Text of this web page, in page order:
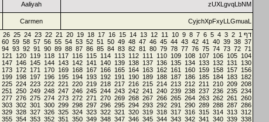
zUXLgvqLbNM
Aaliyah
CyjchXpFxyLLGmuaL
Carmen
דף 1
2
3
4
5
6
7
8
9
10
11
12
13
14
15
16
17
18
19
20
21
22
23
24
25
26
37
38
39
40
41
42
43
44
45
46
47
48
49
50
51
52
53
54
55
56
57
58
59
60
71
72
73
74
75
76
77
78
79
80
81
82
83
84
85
86
87
88
89
90
91
92
93
94
104
105
106
107
108
109
110
111
112
113
114
115
116
117
118
119
120
121
130
131
132
133
134
135
136
137
138
139
140
141
142
143
144
145
146
147
156
157
158
159
160
161
162
163
164
165
166
167
168
169
170
171
172
173
182
183
184
185
186
187
188
189
190
191
192
193
194
195
196
197
198
199
208
209
210
211
212
213
214
215
216
217
218
219
220
221
222
223
224
225
234
235
236
237
238
239
240
241
242
243
244
245
246
247
248
249
250
251
260
261
262
263
264
265
266
267
268
269
270
271
272
273
274
275
276
277
286
287
288
289
290
291
292
293
294
295
296
297
298
299
300
301
302
303
312
313
314
315
316
317
318
319
320
321
322
323
324
325
326
327
328
329
338
339
340
341
342
343
344
345
346
347
348
349
350
351
352
353
354
355